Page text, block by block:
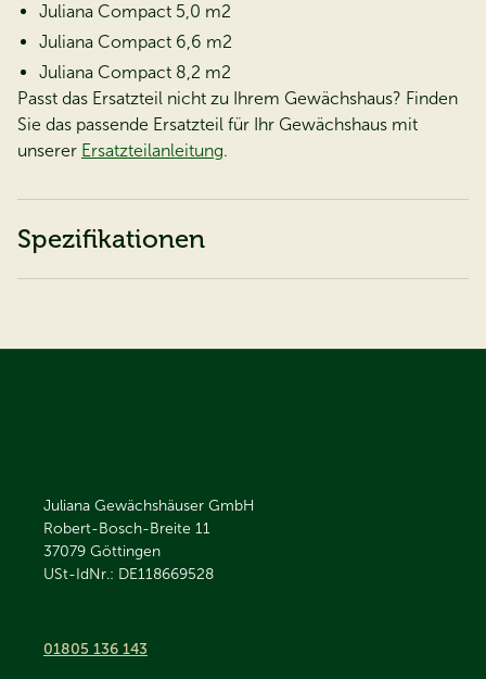
Juliana Compact 5,0 m2
Juliana Compact 6,6 m2
Juliana Compact 8,2 m2
Passt das Ersatzteil nicht zu Ihrem Gewächshaus? Finden
Sie das passende Ersatzteil für Ihr Gewächshaus mit
unserer Ersatzteilanleitung.
Spezifikationen
Juliana Gewächshäuser GmbH
Robert-Bosch-Breite 11
37079 Göttingen
USt-IdNr.: DE118669528
01805 136 143